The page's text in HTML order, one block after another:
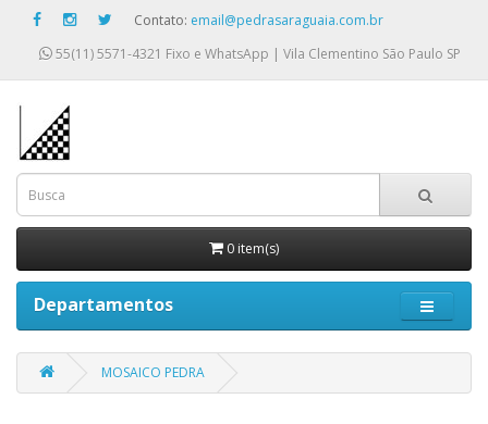
Contato: email@pedrasaraguaia.com.br
55(11) 5571-4321 Fixo e WhatsApp | Vila Clementino São Paulo SP
0 item(s)
Departamentos
MOSAICO PEDRA